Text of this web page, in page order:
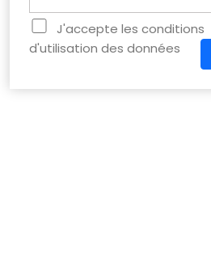
J'accepte les conditions
d'utilisation des données